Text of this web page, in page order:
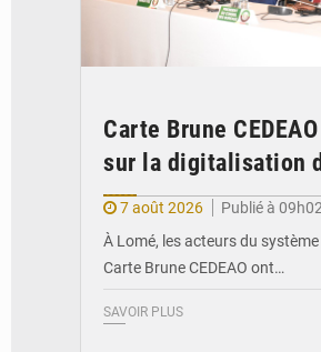
Carte Brune
sur la digitalisation
7 août 2026
Publié à 09h02
À Lomé, les acteurs du système
Carte Brune CEDEAO ont…
SAVOIR PLUS